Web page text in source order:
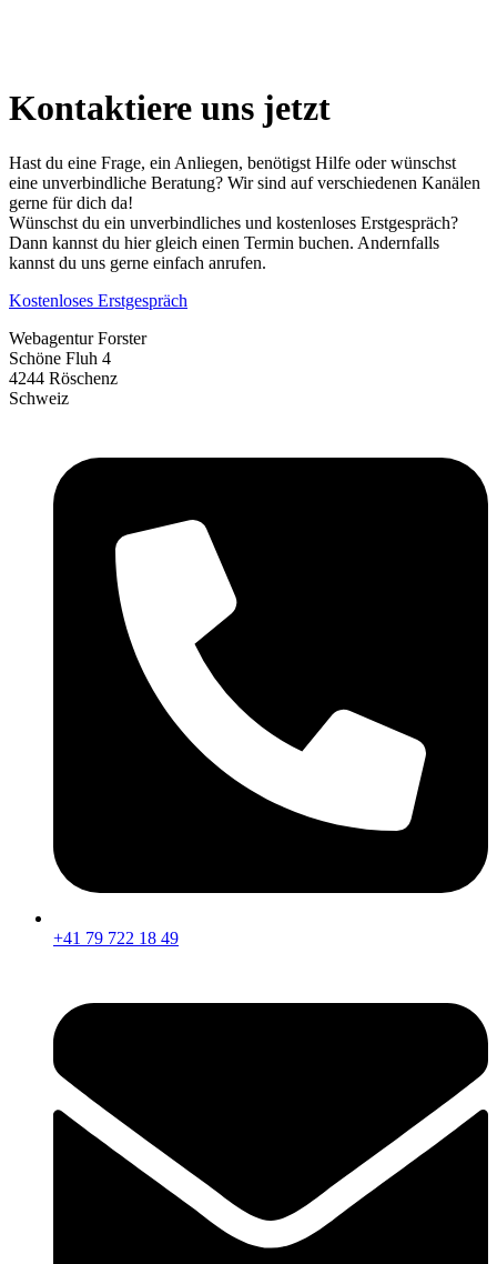
Kontaktiere uns jetzt
Hast du eine Frage, ein Anliegen, benötigst Hilfe oder wünschst
eine unverbindliche Beratung? Wir sind auf verschiedenen Kanälen
gerne für dich da!
Wünschst du ein unverbindliches und kostenloses Erstgespräch?
Dann kannst du hier gleich einen Termin buchen. Andernfalls
kannst du uns gerne einfach anrufen.
Kostenloses Erstgespräch
Webagentur Forster
Schöne Fluh 4
4244 Röschenz
Schweiz
+41 79 722 18 49